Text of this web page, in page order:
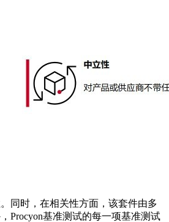
同时，在相关性方面，该套件由多
Procyon基准测试的每一项基准测试